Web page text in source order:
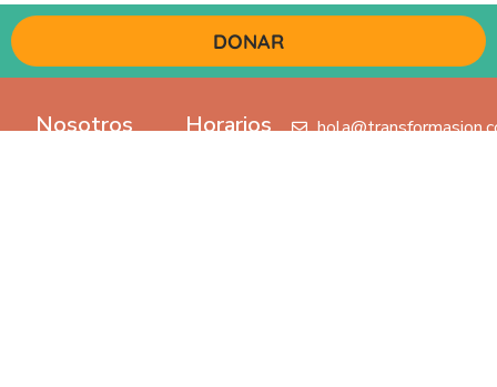
DONAR
Nosotros Horarios